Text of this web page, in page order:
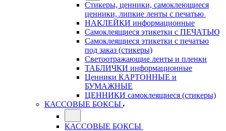
Стикеры, ценники, самоклеющиеся
ценники, липкие ленты с печатью
НАКЛЕЙКИ информационные
Самоклеящиеся этикетки с ПЕЧАТЬЮ
Самоклеящиеся этикетки с печатью
под заказ (стикеры)
Светоотражающие ленты и пленки
ТАБЛИЧКИ информационные
Ценники КАРТОННЫЕ и
БУМАЖНЫЕ
ЦЕННИКИ самоклеящиеся (стикеры)
КАССОВЫЕ БОКСЫ
КАССОВЫЕ БОКСЫ